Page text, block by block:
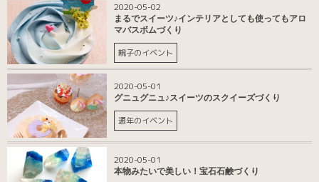
2020-05-02
まるでスイーツ♪インテリアとしても使ってもアロ
マバスボムづくり
親子のイベント
2020-05-01
グニュグニュ♪スイーツのスクイーズづくり
通年のイベント
2020-05-01
本物みたいで美しい！宝石石鹸づくり